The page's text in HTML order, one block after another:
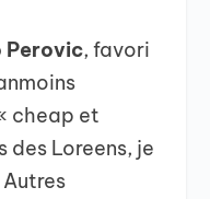
Perovic, favori
cheap et
des Loreens, je